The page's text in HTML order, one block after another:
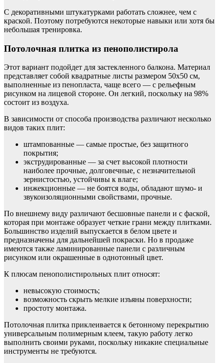
С декоративными штукатурками работать сложнее, чем с
краской. Поэтому потребуются некоторые навыки или хотя бы
небольшая тренировка.
Потолочная плитка из пенополистирола
Этот вариант подойдет для застекленного балкона. Материал
представляет собой квадратные листы размером 50х50 см,
выполненные из пенопласта, чаще всего — с рельефным
рисунком на лицевой стороне. Он легкий, поскольку на 98%
состоит из воздуха.
В зависимости от способа производства различают несколько
видов таких плит:
штампованные — самые простые, без защитного
покрытия;
экструдированные — за счет высокой плотности
наиболее прочные, долговечные, с незначительной
зернистостью, устойчивы к влаге;
инжекционные — не боятся воды, обладают шумо- и
звукоизоляционными свойствами, прочные.
По внешнему виду различают бесшовные панели и с фаской,
которая при монтаже образует четкие грани между плитками.
Большинство изделий выпускается в белом цвете и
предназначены для дальнейшей покраски. Но в продаже
имеются также ламинированные панели с различным
рисунком или окрашенные в однотонный цвет.
К плюсам пенополистирольных плит относят:
невысокую стоимость;
возможность скрыть мелкие изъяны поверхности;
простоту монтажа.
Потолочная плитка приклеивается к бетонному перекрытию
универсальным полимерным клеем, такую работу легко
выполнить своими руками, поскольку никакие специальные
инструменты не требуются.